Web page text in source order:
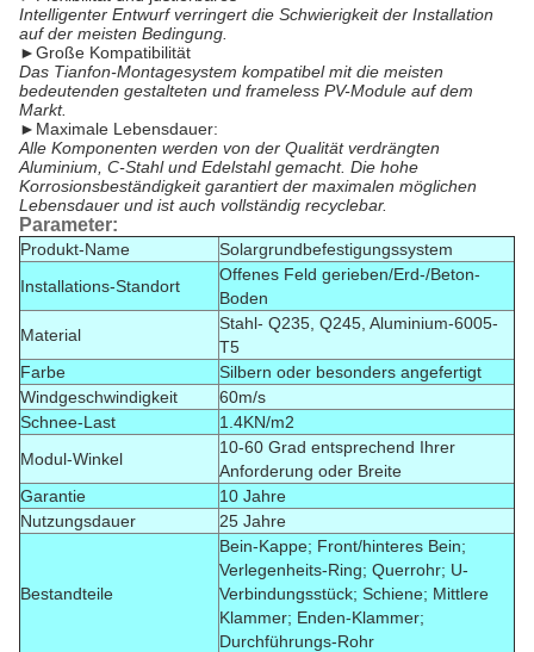
Intelligenter Entwurf verringert die Schwierigkeit der Installation
auf der meisten Bedingung.
►Große Kompatibilität
Das Tianfon-Montagesystem kompatibel mit die meisten
bedeutenden gestalteten und frameless PV-Module auf dem
Markt.
► Maximale Lebensdauer:
Alle Komponenten werden von der Qualität verdrängten
Aluminium, C-Stahl und Edelstahl gemacht. Die hohe
Korrosionsbeständigkeit garantiert der maximalen möglichen
Lebensdauer und ist auch vollständig recyclebar.
Parameter:
Produkt-Name
Solargrundbefestigungssystem
Installations-Standort
Offenes Feld gerieben/Erd-/Beton-
Boden
Material
Stahl- Q235, Q245, Aluminium-6005-
T5
Farbe
Silbern oder besonders angefertigt
Windgeschwindigkeit
60m/s
Schnee-Last
1.4KN/m2
Modul-Winkel
10-60 Grad entsprechend Ihrer
Anforderung oder Breite
Garantie
10 Jahre
Nutzungsdauer
25 Jahre
Bestandteile
Bein-Kappe; Front/hinteres Bein;
Verlegenheits-Ring; Querrohr; U-
Verbindungsstück; Schiene; Mittlere
Klammer; Enden-Klammer;
Durchführungs-Rohr